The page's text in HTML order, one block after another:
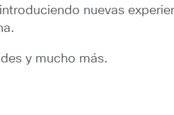
nuevas
y mucho más.